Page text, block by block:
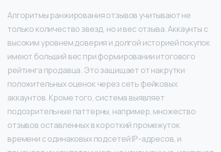
Алгоритмы ранжирования отзывов учитывают не
только количество звезд, но и вес отзыва. Аккаунты с
высоким уровнем доверия и долгой историей покупок
имеют больший вес при формировании итогового
рейтинга продавца. Это защищает от накрутки
положительных оценок через сеть фейковых
аккаунтов. Кроме того, система выявляет
подозрительные паттерны, например, множество
отзывов оставленных в короткий промежуток
времени с одинаковых подсетей IP-адресов, и